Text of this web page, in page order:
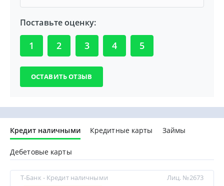
Поставьте оценку:
1 2 3 4 5
Кредит наличными Кредитные карты Займы
Дебетовые карты
Т-Банк - Кредит наличными Лиц. №2673